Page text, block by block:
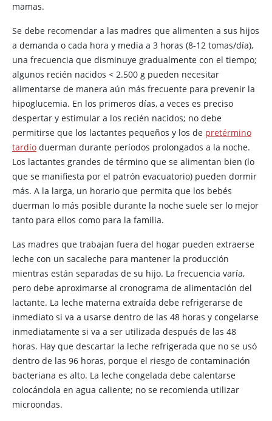
mamas.
Se debe recomendar a las madres que alimenten a sus hijos
a demanda o cada hora y media a 3 horas (8-12 tomas/día),
una frecuencia que disminuye gradualmente con el tiempo;
algunos recién nacidos < 2.500 g pueden necesitar
alimentarse de manera aún más frecuente para prevenir la
hipoglucemia. En los primeros días, a veces es preciso
despertar y estimular a los recién nacidos; no debe
permitirse que los lactantes pequeños y los de pretérmino
tardío duerman durante períodos prolongados a la noche.
Los lactantes grandes de término que se alimentan bien (lo
que se manifiesta por el patrón evacuatorio) pueden dormir
más. A la larga, un horario que permita que los bebés
duerman lo más posible durante la noche suele ser lo mejor
tanto para ellos como para la familia.
Las madres que trabajan fuera del hogar pueden extraerse
leche con un sacaleche para mantener la producción
mientras están separadas de su hijo. La frecuencia varía,
pero debe aproximarse al cronograma de alimentación del
lactante. La leche materna extraída debe refrigerarse de
inmediato si va a usarse dentro de las 48 horas y congelarse
inmediatamente si va a ser utilizada después de las 48
horas. Hay que descartar la leche refrigerada que no se usó
dentro de las 96 horas, porque el riesgo de contaminación
bacteriana es alto. La leche congelada debe calentarse
colocándola en agua caliente; no se recomienda utilizar
microondas.